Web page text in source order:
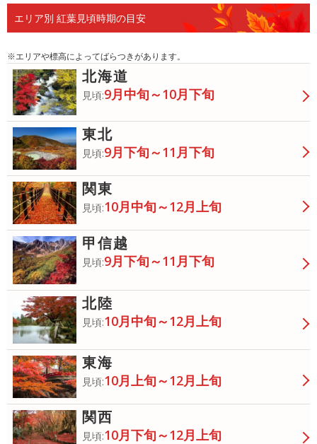
エリア別 紅葉見頃時期の目安
※エリアや標高によってばらつきがあります。
北海道
見頃:9月中旬～10月下旬
東北
見頃:9月下旬～11月下旬
関東
見頃:10月中旬～12月上旬
甲信越
見頃:9月下旬～11月下旬
北陸
見頃:10月中旬～12月上旬
東海
見頃:10月上旬～12月上旬
関西
見頃:10月下旬～12月上旬